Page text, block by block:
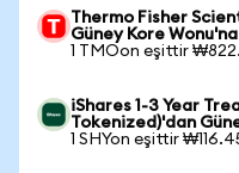
Thermo Fisher
Güney Kore Wonu'na
1 TMOon eşittir
iShares 1-3 Year
Tokenized)'dan
1 SHYon eşittir